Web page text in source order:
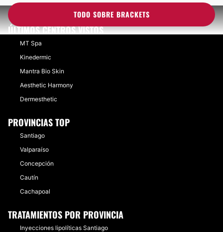
TODO SOBRE BRACKETS
ÚLTIMOS CENTROS VISTOS
MT Spa
Kinedermic
Mantra Bio Skin
Aesthetic Harmony
Dermesthetic
PROVINCIAS TOP
Santiago
Valparaíso
Concepción
Cautín
Cachapoal
TRATAMIENTOS POR PROVINCIA
Inyecciones lipolíticas Santiago